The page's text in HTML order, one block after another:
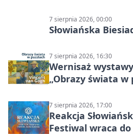
7 sierpnia 2026, 00:00
Słowiańska
7 sierpnia 2026, 16:30
Wernisaż wystawy
„Obrazy świata w
7 sierpnia 2026, 17:00
Reakcja
Festiwal wraca